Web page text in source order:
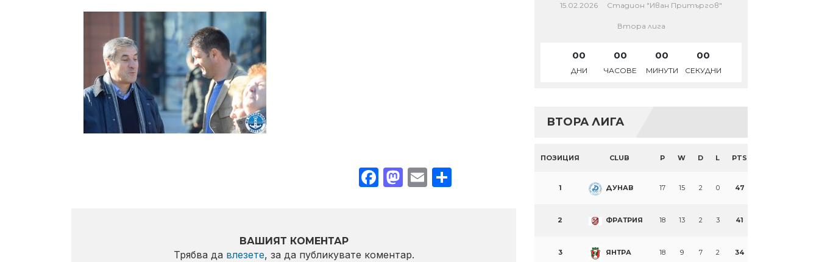
Facebook
Mastodon
EmailShare
ВАШИЯТ КОМЕНТАР
Трябва да влезете, за да публикувате коментар.
15.02.2026 Стадион "Иван Притъргов"
Втора лига
00
ДНИ
00
ЧАСОВЕ
00
МИНУТИ
00
СЕКУДНИ
ВТОРА ЛИГА
ПОЗИЦИЯ CLUB P W D L PTS
1 ДУНАВ 17 15 2 0 47
2 ФРАТРИЯ 18 13 2 3 41
3 ЯНТРА 18 9 7 2 34